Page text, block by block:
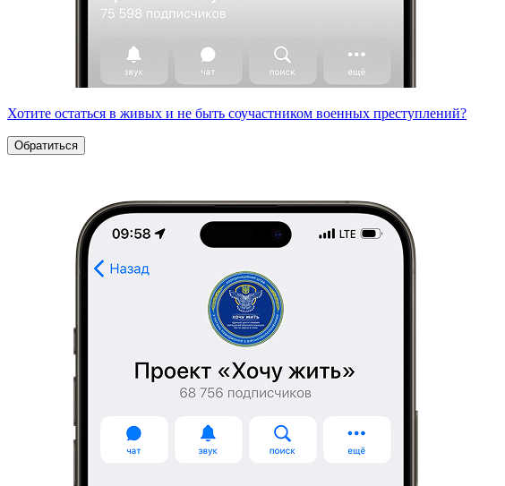
Хотите остаться в живых и не быть соучастником военных преступлений?
Обратиться